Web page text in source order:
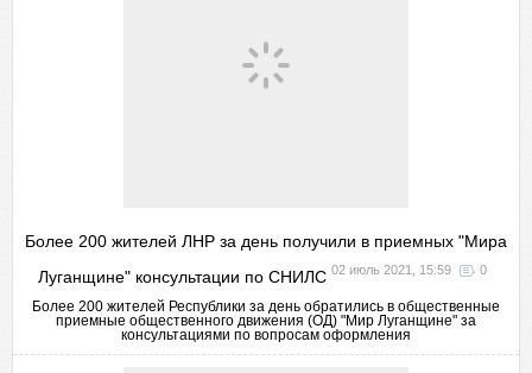
Более 200 жителей ЛНР за день получили в приемных "Мира
Луганщине" консультации по СНИЛС 02 июль 2021, 15:59 0
Более 200 жителей Республики за день обратились в общественные
приемные общественного движения (ОД) "Мир Луганщине" за
консультациями по вопросам оформления